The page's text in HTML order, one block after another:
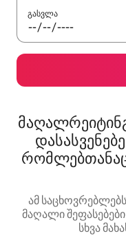
გასვლა
ამ
მაღალი
სხვა